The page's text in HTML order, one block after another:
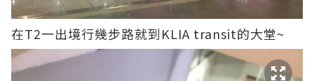
在T2一出境行幾步路就到KLIA transit的大堂~